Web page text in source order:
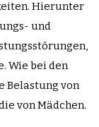
Hierunter
und
Wie bei den
Belastung von
von Mädchen.